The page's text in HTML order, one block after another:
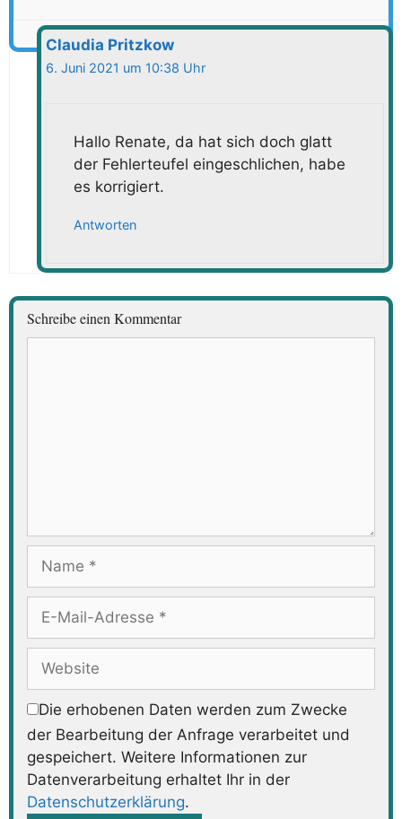
Claudia Pritzkow
6. Juni 2021 um 10:38 Uhr
Hallo Renate, da hat sich doch glatt
der Fehlerteufel eingeschlichen, habe
es korrigiert.
Antworten
Schreibe einen Kommentar
Name
Adresse
Website
Die erhobenen Daten werden zum Zwecke
der Bearbeitung der Anfrage verarbeitet und
gespeichert. Weitere Informationen zur
Datenverarbeitung erhaltet Ihr in der
Datenschutzerklärung.